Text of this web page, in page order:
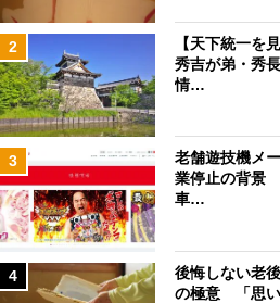
2
【天下統一を
秀吉が弟・秀
情…
3
老舗遊技機メ
業停止の背景
車…
4
後悔しない老
の極意 「思い